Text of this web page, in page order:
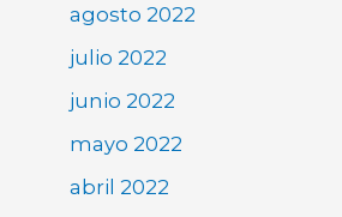
agosto 2022
julio 2022
junio 2022
mayo 2022
abril 2022